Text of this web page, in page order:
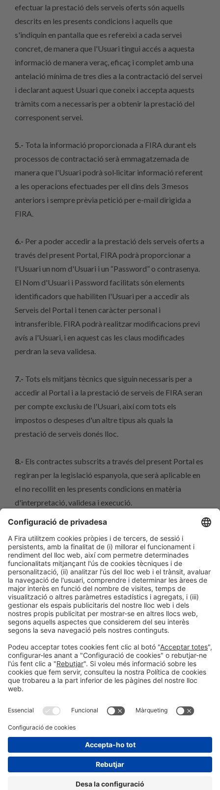
efectuar la prestació dels serveis oferts són aquells
descrits en les presents condicions i aquells que
s'indiquin en pantalla que es refereixi a cada servei
concret, de manera que l'Usuari tingui accés a aquesta
informació de manera veraç, eficaç i complet amb una
antelació mínima de tres dies a la contractació del servei
i declarant aquest Usuari que coneix i accepta aquests
tràmits com a necessaris per a obtenir la prestació del
corresponent servei.
5.- Tota la informació proporcionada a FIRA durant els
processos de contractació serà emmagatzemada de
manera que l'Usuari podrà sol·licitar informació referent
a les operacions efectuades per ell dins dels 3 mesos
anteriors i sempre prèvia petició per e-mail dirigida a
FIRA.
6.- Per a poder accedir a la prestació dels serveis oferts a
través del present Portal, FIRA podrà proporcionar a
l'Usuari un nom d'Usuari i un “Password” o contrasenya.
El Nom d'Usuari i Password facilitats són elements
identificadors que habiliten l'Usuari per a accedir als
Serveis del Portal i tenen caràcter personal i
intransferible. FIRA podrà realitzar modificacions previ
avís a l'Usuari, i en aquest cas les claus modificades
perdran la seva validesa.
7.- Tots els mitjans tècnics que siguin necessaris per a
accedir al Portal i a la prestació de serveis de FIRA seran
per compte exclusiu de l'Usuari, així com tots els
impostos o despeses d'un altre tipus als quals la
prestació de serveis donés lloc.
8.- Els contractes subscrits a través del present Portal es
regiran per la legislació espanyola, que serà aplicable en
el no recollit en les presents condicions en matèria
d'interpretació, validesa i execució.
No obstant això, per als casos en els quals la normativa
prevegi la possibilitat a les parts de sotmetre's a un fur, la
FIRA i l'Usuari, amb renúncia expressa a qualsevol altre
fur que pogués correspondre'ls, se sotmeten als Jutjats i
Tribunals de Barcelona.
#AlimentariaFoodTech